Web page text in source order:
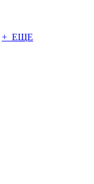
+ ЕЩЕ